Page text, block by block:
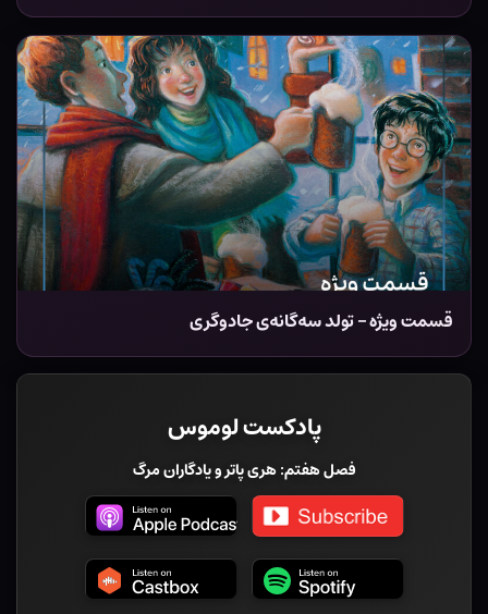
قسمت ویژه – تولد سه‌گانه‌ی جادوگری
پادکست لوموس
فصل هفتم: هری پاتر و یادگاران مرگ